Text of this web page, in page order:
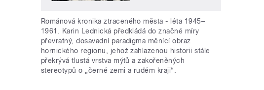
Románová kronika ztraceného města - léta 1945–
1961. Karin Lednická předkládá do značné míry
převratný, dosavadní paradigma měnící obraz
hornického regionu, jehož zahlazenou historii stále
překrývá tlustá vrstva mýtů a zakořeněných
stereotypů o „černé zemi a rudém kraji“.